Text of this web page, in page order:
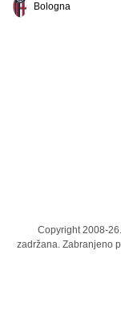
Bologna
Copyright 2008-
zadržana. Zabranjeno